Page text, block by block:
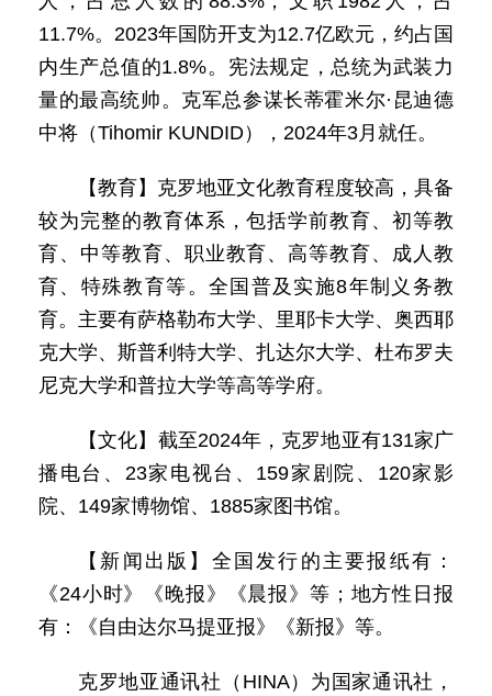
11.7%。2023年国防开支为12.7亿欧元，约占国
内生产总值的1.8%。宪法规定，总统为武装力
量的最高统帅。克军总参谋长蒂霍米尔·昆迪德
中将（Tihomir KUNDID），2024年3月就任。
【教育】克罗地亚文化教育程度较高，具备
较为完整的教育体系，包括学前教育、初等教
育、中等教育、职业教育、高等教育、成人教
育、特殊教育等。全国普及实施8年制义务教
育。主要有萨格勒布大学、里耶卡大学、奥西耶
克大学、斯普利特大学、扎达尔大学、杜布罗夫
尼克大学和普拉大学等高等学府。
【文化】截至2024年，克罗地亚有131家广
播电台、23家电视台、159家剧院、120家影
院、149家博物馆、1885家图书馆。
【新闻出版】全国发行的主要报纸有：
《24小时》《晚报》《晨报》等；地方性日报
有：《自由达尔马提亚报》《新报》等。
克罗地亚通讯社（HINA）为国家通讯社，